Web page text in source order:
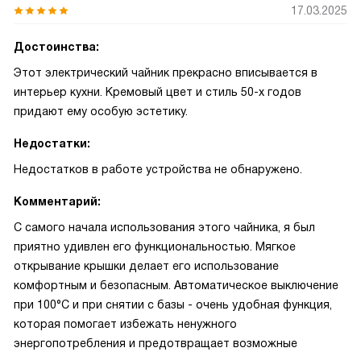
17.03.2025
Достоинства:
Этот электрический чайник прекрасно вписывается в
интерьер кухни. Кремовый цвет и стиль 50-х годов
придают ему особую эстетику.
Недостатки:
Недостатков в работе устройства не обнаружено.
Комментарий:
С самого начала использования этого чайника, я был
приятно удивлен его функциональностью. Мягкое
открывание крышки делает его использование
комфортным и безопасным. Автоматическое выключение
при 100°С и при снятии с базы - очень удобная функция,
которая помогает избежать ненужного
энергопотребления и предотвращает возможные